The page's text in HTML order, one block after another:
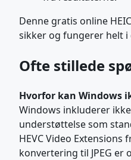
Denne gratis online
sikker og fungerer helt i
Ofte stillede
Hvorfor kan Windows
Windows inkluderer
understøttelse som
HEVC Video
konvertering til JPEG